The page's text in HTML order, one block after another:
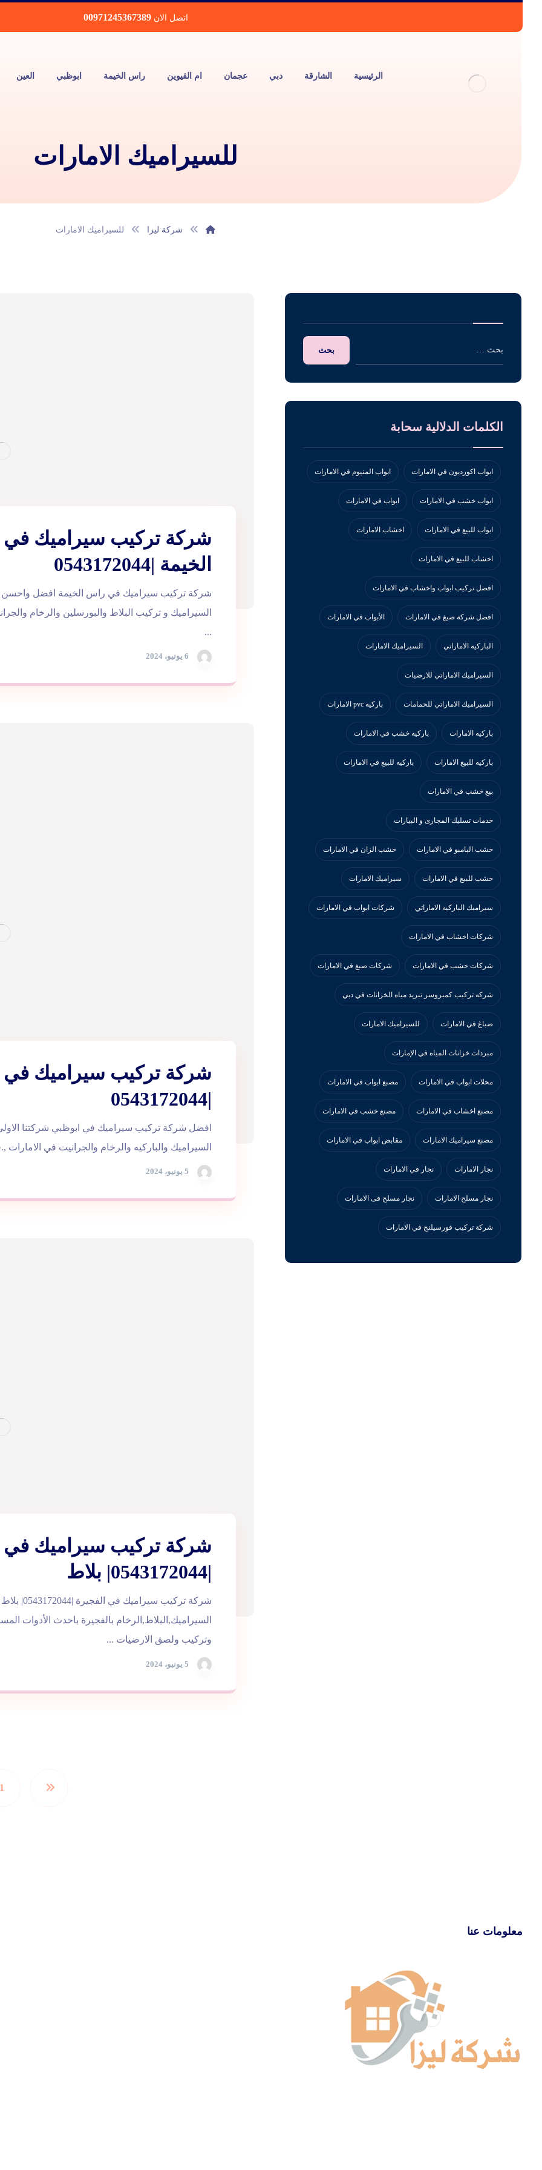
اتصل الان 00971245367389
الرئيسية الشارقة دبي عجمان ام القيوين راس الخيمة ابوظبي العين
للسيراميك الامارات
شركة ليزا للسيراميك الامارات
شركة تركيب سيراميك
الخيمة |0543172044
6 يونيو، 2024
شركة تركيب سيراميك في راس الخيمة افضل
السيراميك و تركيب البلاط والبورسلين والرخام
...
شركة تركيب سيراميك في
|0543172044
5 يونيو، 2024
افضل شركة تركيب سيراميك في ابوظبي شركتنا الاولي
السيراميك والباركيه والرخام والجرانيت في الامارات
شركة تركيب سيراميك في
|0543172044| بلاط
5 يونيو، 2024
شركة تركيب
السيراميك,البلاط,الرخام بالفجيرة باحدث الأدوات
وتركيب ولصق الارضيات ...
الكلمات الدلالية سحابة
ابواب اكورديون في الامارات ابواب المنيوم في الامارات
ابواب خشب في الامارات ابواب في الامارات
ابواب للبيع في الامارات اخشاب الامارات
اخشاب للبيع في الامارات
افضل تركيب ابواب واخشاب في الامارات
افضل شركة صبغ في الامارات الأبواب في الامارات
الباركيه الاماراتي السيراميك الامارات
السيراميك الاماراتي للارضيات
السيراميك الاماراتي للحمامات باركيه pvc الامارات
باركيه الامارات باركيه خشب في الامارات
باركيه للبيع الامارات باركيه للبيع في الامارات
بيع خشب في الامارات
خدمات تسليك المجارى و البيارات
خشب البامبو في الامارات خشب الزان في الامارات
خشب للبيع في الامارات سيراميك الامارات
سيراميك الباركيه الاماراتي شركات ابواب في الامارات
شركات اخشاب في الامارات
شركات خشب في الامارات شركات صبغ في الامارات
شركه تركيب كمبروسر تبريد مياه الخزانات في دبي
صباغ في الامارات للسيراميك الامارات
مبردات خزانات المياه في الإمارات
محلات ابواب في الامارات مصنع ابواب في الامارات
مصنع اخشاب في الامارات مصنع خشب في الامارات
مصنع سيراميك الامارات مقابض ابواب في الامارات
نجار الامارات نجار في الامارات
نجار مسلح الامارات نجار مسلح فى الامارات
‏شركة تركيب فورسيلنج في الامارات
معلومات عنا